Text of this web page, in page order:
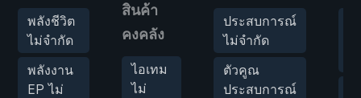
พลังชีวิต
ไม่จำกัด
พลังงาน
EP ไม่
สินค้า
คงคลัง
ไอเทม
ไม่
ประสบการณ์
ไม่จำกัด
ตัวคูณ
ประสบการณ์